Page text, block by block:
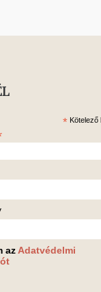
* Kötelező
az Adatvédelmi